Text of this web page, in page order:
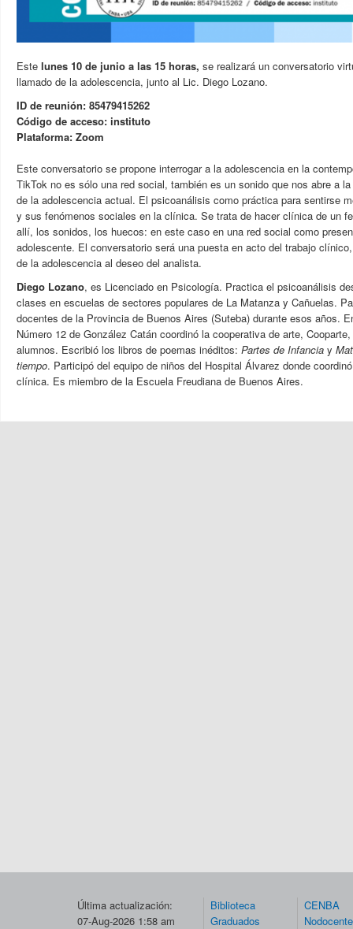
Este lunes 10 de junio a las 15 horas, se realizará un conversatorio
llamado de la adolescencia, junto al Lic. Diego Lozano.
ID de reunión: 85479415262
Código de acceso: instituto
Plataforma: Zoom
Este conversatorio se propone interrogar a la adolescencia en la
TikTok no es sólo una red social, también es un sonido que nos abre a
de la adolescencia actual. El psicoanálisis como práctica para sentirse
y sus fenómenos sociales en la clínica. Se trata de hacer clínica de un
allí, los sonidos, los huecos: en este caso en una red social como
adolescente. El conversatorio será una puesta en acto del trabajo
de la adolescencia al deseo del analista.
Diego Lozano, es Licenciado en Psicología. Practica el psicoanálisis
clases en escuelas de sectores populares de La Matanza y Cañuelas.
docentes de la Provincia de Buenos Aires (Suteba) durante esos años.
Número 12 de González Catán coordinó la cooperativa de arte,
alumnos. Escribió los libros de poemas inéditos: Partes de Infancia y
tiempo. Participó del equipo de niños del Hospital Álvarez donde
clínica. Es miembro de la Escuela Freudiana de Buenos Aires.
Última actualización:
07-Aug-2026 1:58 am
Biblioteca
Graduados
CENBA